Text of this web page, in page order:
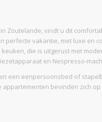
Zoutelande, vindt u dit
vakantie, met luxe en
die is uitgerust met
en Nespresso-
een eenpersoonsbed of
bevinden zich op